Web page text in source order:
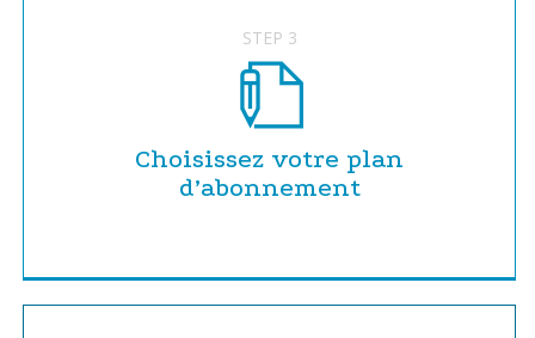
STEP 3
Choisissez votre plan
d’abonnement